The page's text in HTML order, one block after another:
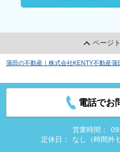
ページ
蒲田の不動産｜株式会社KENTY不動産蒲
電話でお
営業時間：
定休日：
なし（時間外